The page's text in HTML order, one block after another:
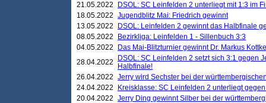
21.05.2022
DSOL: SC Leinfelden 2 unterliegt mit 1:3 im
18.05.2022 Jugendblitz Mai: Friedrich gewinnt
13.05.2022
DSOL: Leinfelden 2 gewinnt das Halbfinale
08.05.2022
Bezirkliga: Leinfelden 1 - Sillenbuch 3:3
04.05.2022
Das Mai-Blitzturnier gewinnt Dr. Markus
28.04.2022
DSOL: SC Leinfelden 2 setzt sich 3:1 gegen
Halbfinale!
26.04.2022 Jerry wird Sechster bei der
24.04.2022
Kreisklasse: SC Leinfelden 2 unterliegt
20.04.2022 Jerry Ding gewinnt Silber bei der